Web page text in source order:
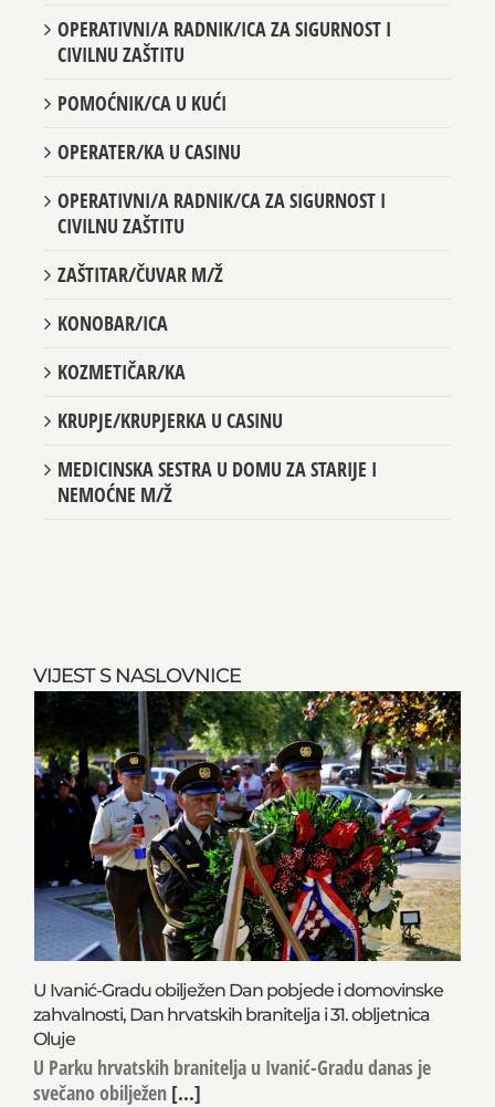
VIJEST S NASLOVNICE
U Ivanić-Gradu obilježen Dan pobjede i domovinske
zahvalnosti, Dan hrvatskih branitelja i 31. obljetnica
Oluje
U Parku hrvatskih branitelja u Ivanić-Gradu danas je
svečano obilježen [...]
OPERATIVNI/A RADNIK/ICA ZA SIGURNOST I
CIVILNU ZAŠTITU
POMOĆNIK/CA U KUĆI
OPERATER/KA U CASINU
OPERATIVNI/A RADNIK/CA ZA SIGURNOST I
CIVILNU ZAŠTITU
ZAŠTITAR/ČUVAR M/Ž
KONOBAR/ICA
KOZMETIČAR/KA
KRUPJE/KRUPJERKA U CASINU
MEDICINSKA SESTRA U DOMU ZA STARIJE I
NEMOĆNE M/Ž